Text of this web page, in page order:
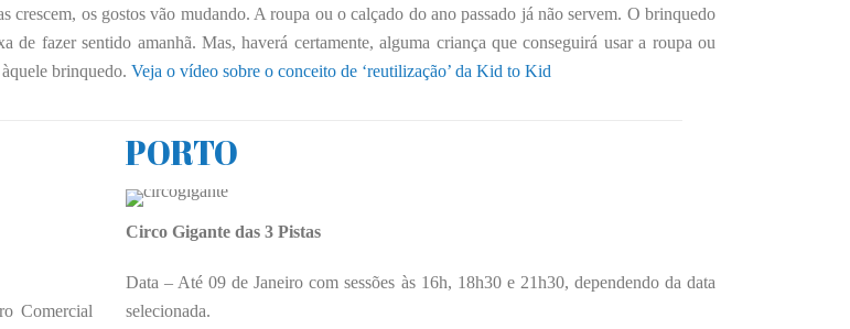
crescem, os gostos vão mudando. A roupa ou o calçado do ano passado já não servem. O brinquedo
de fazer sentido amanhã. Mas, haverá certamente, alguma criança que conseguirá usar a roupa ou
brinquedo. Veja o vídeo sobre o conceito de ‘reutilização’ da Kid to Kid
Comercial
PORTO
Circo Gigante das 3 Pistas
Data – Até 09 de Janeiro com sessões às 16h, 18h30 e 21h30, dependendo da data
selecionada.